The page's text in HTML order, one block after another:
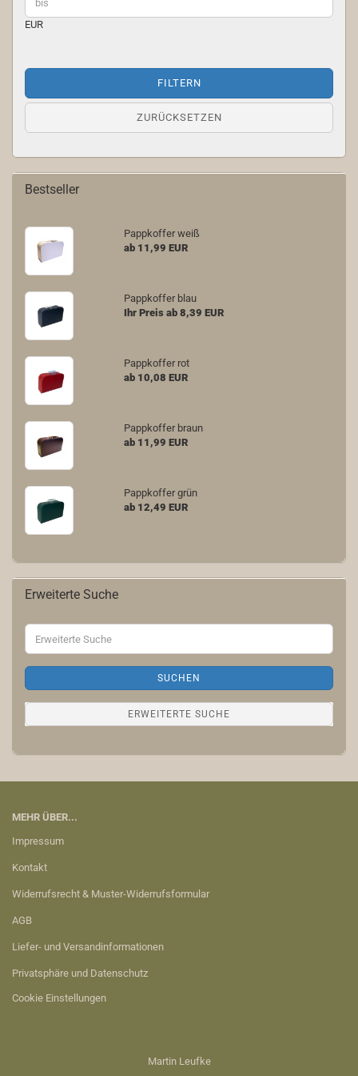
EUR
FILTERN
ZURÜCKSETZEN
Bestseller
Pappkoffer weiß
ab 11,99 EUR
Pappkoffer blau
Ihr Preis ab 8,39 EUR
Pappkoffer rot
ab 10,08 EUR
Pappkoffer braun
ab 11,99 EUR
Pappkoffer grün
ab 12,49 EUR
Erweiterte Suche
Erweiterte
Suche
SUCHEN
ERWEITERTE SUCHE
MEHR ÜBER...
Impressum
Kontakt
Widerrufsrecht & Muster-Widerrufsformular
AGB
Liefer- und Versandinformationen
Privatsphäre und Datenschutz
Cookie Einstellungen
Martin Leufke